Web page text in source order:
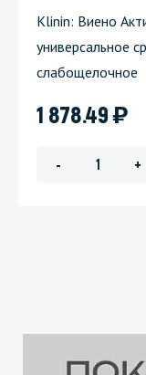
Klinin: Виено
универсальное
слабощелочное
1 878.49)
- +